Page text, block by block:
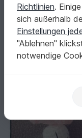
Richtlinien.
sich außerhalb
Einstellungen
"Ablehnen"
notwendige